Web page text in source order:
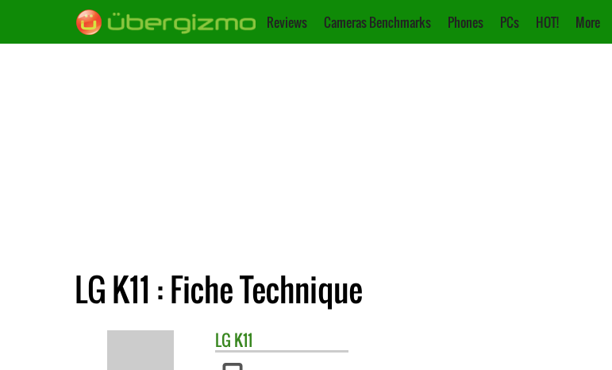
Reviews Cameras Benchmarks Phones PCs HOT! More
LG K11 : Fiche Technique
LG K11